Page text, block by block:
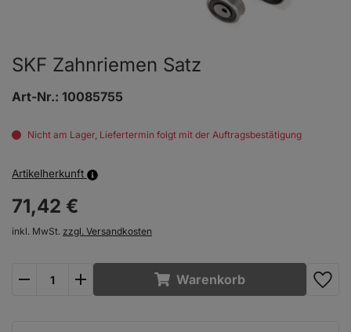
SKF Zahnriemen Satz
Art-Nr.: 10085755
Nicht am Lager, Liefertermin folgt mit der Auftragsbestätigung
Artikelherkunft
71,42 €
inkl. MwSt. zzgl. Versandkosten
Warenkorb